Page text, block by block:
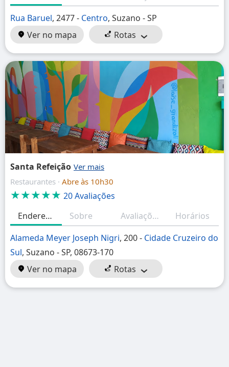
Rua Baruel, 2477 - Centro, Suzano - SP
Ver no mapa
Rotas
Santa Refeição
Restaurantes · Abre às 10h30
★★★★★ 20 Avaliações
Endereço
Sobre Avaliações
Horários
Alameda Meyer Joseph Nigri, 200 - Cidade Cruzeiro do
Sul, Suzano - SP, 08673-170
Ver no mapa
Rotas